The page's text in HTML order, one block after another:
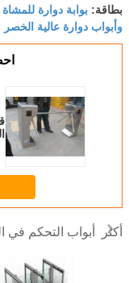
بطاقة: بوابة دوارة للمشاة
وأبواب دوارة عالية الخصر
أكثر أبواب التحكم في